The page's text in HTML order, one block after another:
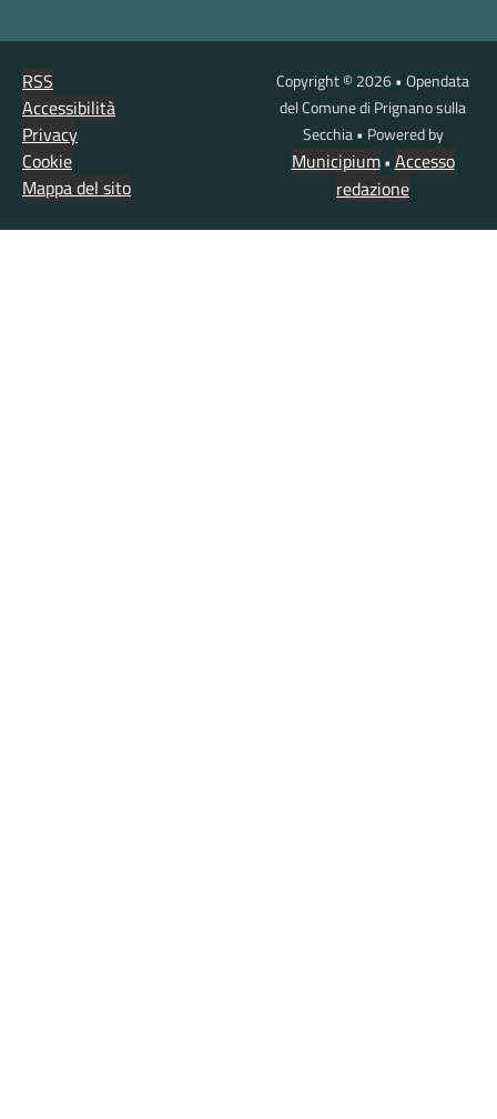
RSS
Accessibilità
Privacy
Cookie
Mappa del sito
Copyright © 2026 • Opendata
del Comune di Prignano sulla
Secchia • Powered by
Municipium• Accesso
redazione